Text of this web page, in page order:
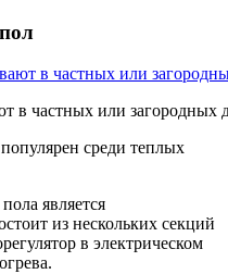
в частных или загородных
среди теплых
является
из нескольких секций
в электрическом